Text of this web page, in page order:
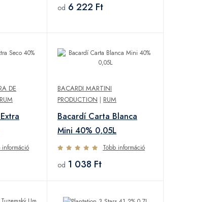
od 6 222 Ft
DE
RUM
információ
BACARDI MARTINI
PRODUCTION | RUM
Bacardí Carta Blanca
Mini 40% 0,05L
Több információ
od 1 038 Ft